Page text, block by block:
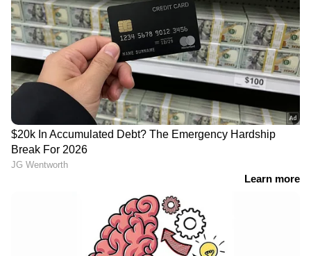
മാധ്യമങ്ങളില്‍ വൈറലായി. 'എനിക്ക് അത്
കാണുമ്പോൾ തന്നെ ഭയം തോന്നുന്നു. ആ
പാവം എന്താണ് അനുഭവിക്കുന്നതെന്ന്
എനിക്കറിയില്ല. ' ഒരു കാഴ്ചക്കാരനെഴുതി. '
മോശം പേടിസ്വപ്നം, അത് ഒരിക്കലും തുറന്ന്
പറയരുത് എപ്പോഴും ബാത്ത്റൂം
ഉപയോഗിക്കുക' മറ്റൊരു കാഴ്ചക്കാരനെഴുതി.